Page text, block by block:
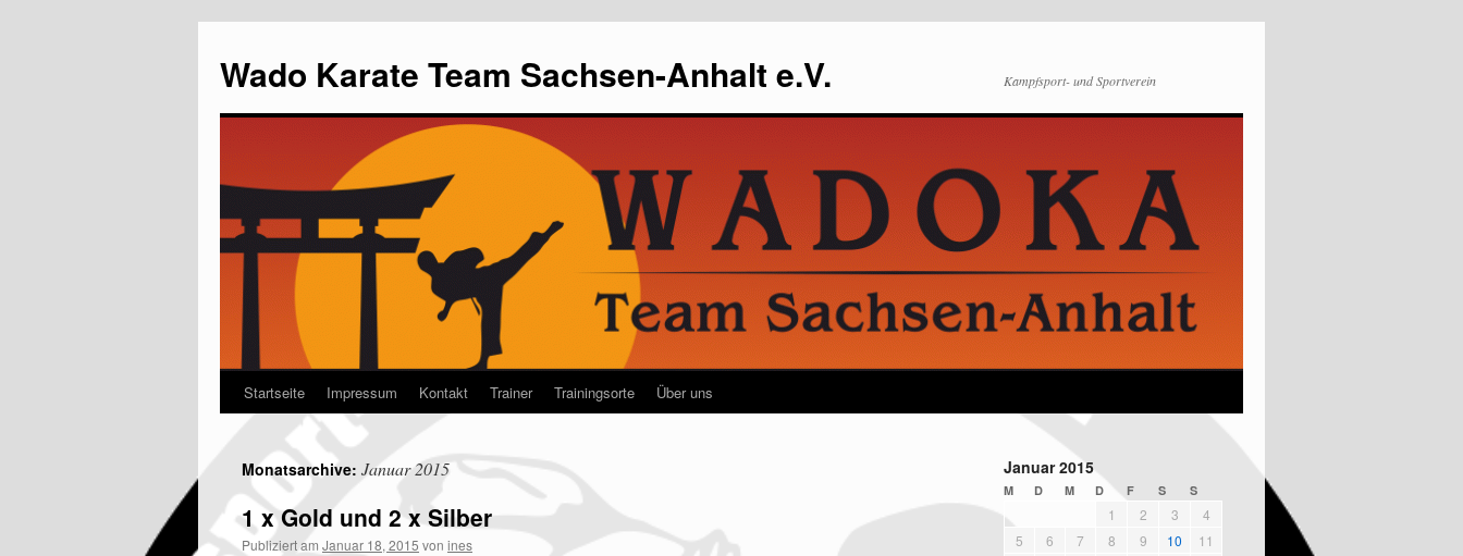
Wado Karate Team Sachsen-Anhalt e.V. Kampfsport- und Sportverein
Startseite Impressum Kontakt Trainer Trainingsorte Über uns
Monatsarchive: Januar 2015
1 x Gold und 2 x Silber
Publiziert am Januar 18, 2015 von ines
Januar 2015
M D M D F S S
1 2 3
4
5
6 7 8 9 10
11